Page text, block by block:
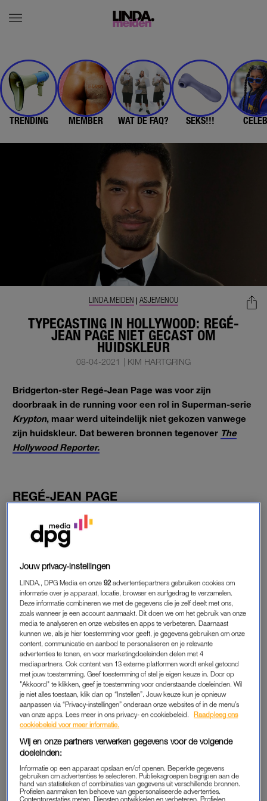
TRENDING MEMBER WAT DE FAQ? SEKS!!!
TYPECASTING IN HOLLYWOOD: REGÉ-
JEAN PAGE NIET GECAST OM
HUIDSKLEUR
LINDA.MEIDEN | ASJEMENOU
08-04-2021 | KIM HARTGRING
Bridgerton-ster Regé-Jean Page was voor zijn
doorbraak in de running voor een rol in Superman-serie
Krypton, maar werd uiteindelijk niet gekozen vanwege
zijn huidskleur. Dat beweren bronnen tegenover The
Hollywood Reporter.
REGÉ-JEAN PAGE
is inmiddels gecanceld.
gemaakt deed Page auditie voor de rol van de opa van de
superheld. Een van de producenten zou niet met hem verder
Henry Cavill, de witte acteur die Superman speelde in recente
films.
ZonderKryptonspecifiek te noemen, leek Page woensdag te
reageren op de geruchten. Via Twitter liet hij weten: “Lezen
over deze conversaties doet nu niet minder pijn dan het toen
deed. De verklaringen zijn nog pijnlijker, om eerlijk te zijn. Maar
ik blijf mijn ding doen.”
Hearing about these conversations hurts no less
now than it did back then. The clarifications
Still we do the work.
Jouw privacy-instellingen
LINDA., DPG Media en onze92 advertentiepartners gebruiken cookies om
informatie over je apparaat, locatie, browser en surfgedrag te verzamelen.
Deze informatie combineren we met de gegevens die je zelf deelt met ons,
zoals wanneer je een account aanmaakt. Dit doen we om het gebruik van onze
media te analyseren en onze websites en apps te verbeteren. Daarnaast
kunnen we, als je hier toestemming voor geeft, je gegevens gebruiken om onze
content, communicatie en aanbod te personaliseren en je relevante
advertenties te tonen, en voor marketingdoeleinden delen met 4
mediapartners. Ook content van 13 externe platformen wordt enkel getoond
met jouw toestemming. Geef toestemming of stel je eigen keuze in. Door op
"Akkoord" te klikken, geef je toestemming voor onderstaande doeleinden. Wil
je niet alles toestaan, klik dan op “Instellen”. Jouw keuze kun je opnieuw
aanpassen via “Privacy-instellingen” onderaan onze websites of in de menu’s
van onze apps. Lees meer in ons privacy- en cookiebeleid.
Raadpleeg ons
cookiebeleid voor meer informatie.
Wij en onze partners verwerken gegevens voor de volgende
doeleinden:
Informatie op een apparaat opslaan en/of openen. Beperkte gegevens
gebruiken om advertenties te selecteren. Publieksgroepen begrijpen aan de
hand van statistieken of combinaties van gegevens uit verschillende bronnen.
Profielen aanmaken ten behoeve van gepersonaliseerde advertenties.
Contentprestaties meten. Diensten ontwikkelen en verbeteren. Profielen